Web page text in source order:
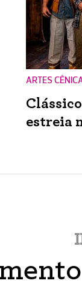
ARTES
estreia